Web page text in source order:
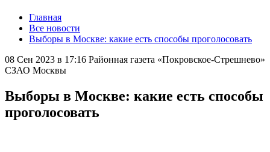
Главная
Все новости
Выборы в Москве: какие есть способы проголосовать
08 Сен 2023 в 17:16 Районная газета «Покровское-Стрешнево»
СЗАО Москвы
Выборы в Москве: какие есть способы
проголосовать